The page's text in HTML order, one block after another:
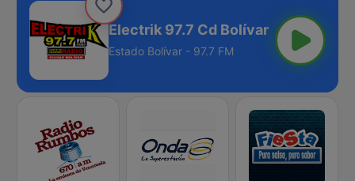
Electrik 97.7 Cd Bolívar
Estado Bolívar - 97.7 FM